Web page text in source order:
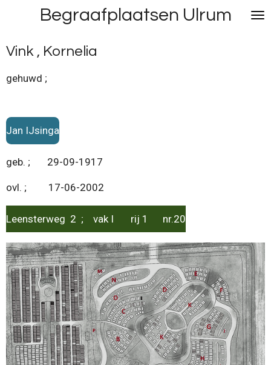
naar
de
hoofdinhoud
Begraafplaatsen Ulrum
Vink , Kornelia
gehuwd ;
Jan IJsinga
geb. ; 29-09-1917
ovl. ; 17-06-2002
Leensterweg 2 ; vak I rij 1 nr.20